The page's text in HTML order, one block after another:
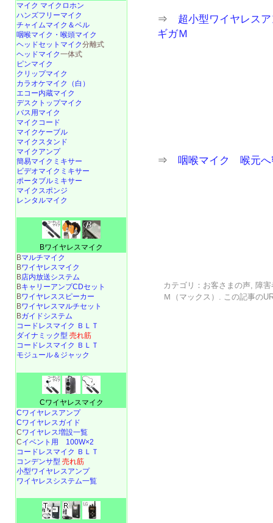
⇒ 超小型ワイヤレス
ギガＭ
⇒ 咽喉マイク 喉元へ
カテゴリ： お客さまの声, 障
Ｍ（マックス） . この記事の
マイク マイクロホン
ハンズフリーマイク
チャイムマイク＆ベル
咽喉マイク・喉頭マイク
ヘッドセットマイク分離式
ヘッドマイク一体式
ピンマイク
クリップマイク
カラオケマイク（白）
エコー内蔵マイク
デスクトップマイク
バス用マイク
マイクコード
マイクケーブル
マイクスタンド
マイクアンプ
簡易マイクミキサー
ビデオマイクミキサー
ポータブルミキサー
マイクスポンジ
レンタルマイク
Bワイヤレスマイク
Bマルチマイク
Bワイヤレスマイク
B店内放送システム
BキャリーアンプCDセット
Bワイヤレススピーカー
Bワイヤレスマルチセット
Bガイドシステム
コードレスマイク ＢＬＴ
ダイナミック型 売れ筋
コードレスマイク ＢＬＴ
モジュール＆ジャック
Cワイヤレスマイク
Cワイヤレスアンプ
Cワイヤレスガイド
Cワイヤレス増設一覧
Cイベント用 100W×2
コードレスマイク ＢＬＴ
コンデンサ型 売れ筋
小型ワイヤレスアンプ
ワイヤレスシステム一覧